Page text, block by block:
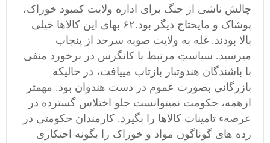
چالش ناشی از جنگ برای اداره ولایت کمبود خوراک،
پوشاک و مایحتاج دیگر بود.۶۲ بهای این کالاها خیلی
بالا بودند. غله به ولایت صوبه سرحد از پنجاب
میرسید. سیاستِ مرتبط با کانگرس در برخورد منفی
با باشندگان هندوتبار بازتاب مییافت، در حالیکه
بازرگانی بصورت عموم در دست هندوان بود. مهمتر
ازهمه، حکومت نمیتوانست جلو اختلاس گسترده در
عرصهء تامینات کالاها را بگیرد. کارمندان حکومتی در
رده های گوناگون مواد و خوراک را بگونه احتکاری